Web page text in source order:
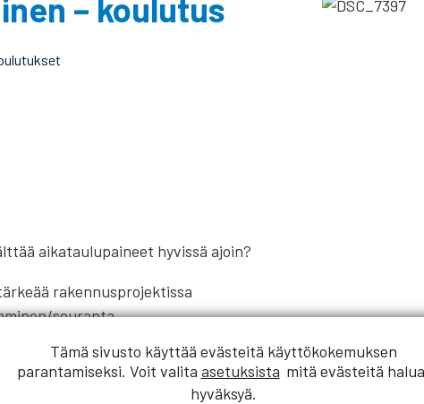
– koulutus
aikataulupaineet hyvissä ajoin?
rakennusprojektissa
seuranta
Tämä sivusto käyttää evästeitä käyttökokemuksen
parantamiseksi. Voit valita asetuksista mitä evästeitä
hyväksyä.